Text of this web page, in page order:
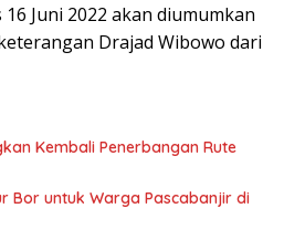
Juni 2022 akan diumumkan
Drajad Wibowo dari
Kembali Penerbangan Rute
Bor untuk Warga Pascabanjir di